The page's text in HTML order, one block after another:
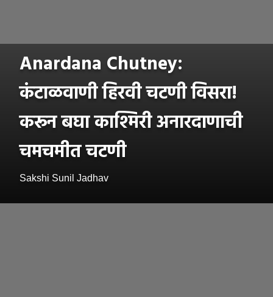
Anardana Chutney:
कंटाळवाणी हिरवी चटणी विसरा!
करून बघा काश्मिरी अनारदाणाची
चमचमीत चटणी
Sakshi Sunil Jadhav